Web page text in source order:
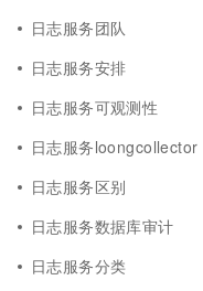
日志服务团队
日志服务安排
日志服务可观测性
日志服务loongcollector
日志服务区别
日志服务数据库审计
日志服务分类